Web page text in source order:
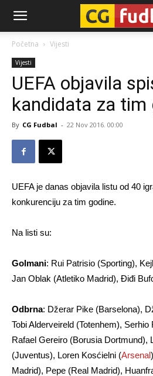
CG-
Fudbal
Početna Vijesti
Vijesti
UEFA objavila
kandidata za tim
By CG Fudbal - 22 Nov 2016. 00:00
UEFA je danas objavila listu od 40
konkurenciju za tim godine.
Na listi su:
Golmani: Rui Patrisio (Sporting),
Jan Oblak (Atletiko Madrid), Điđi
Odbrna: Džerar Pike (Barselona),
Tobi Alderveireld (Totenhem),
Rafael Gereiro (Borusia Dortmund),
(Juventus), Loren Kosćielni (Arsenal
Madrid), Pepe (Real Madrid),